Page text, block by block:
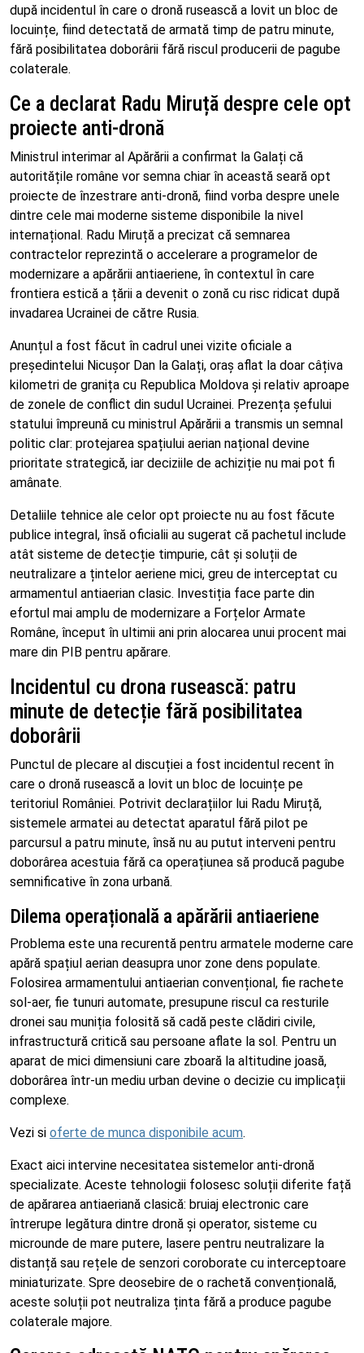
după incidentul în care o dronă rusească a lovit un bloc de
locuințe, fiind detectată de armată timp de patru minute,
fără posibilitatea doborârii fără riscul producerii de pagube
colaterale.
Ce a declarat Radu Miruță despre cele opt
proiecte anti-dronă
Ministrul interimar al Apărării a confirmat la Galați că
autoritățile române vor semna chiar în această seară opt
proiecte de înzestrare anti-dronă, fiind vorba despre unele
dintre cele mai moderne sisteme disponibile la nivel
internațional. Radu Miruță a precizat că semnarea
contractelor reprezintă o accelerare a programelor de
modernizare a apărării antiaeriene, în contextul în care
frontiera estică a țării a devenit o zonă cu risc ridicat după
invadarea Ucrainei de către Rusia.
Anunțul a fost făcut în cadrul unei vizite oficiale a
președintelui Nicușor Dan la Galați, oraș aflat la doar câțiva
kilometri de granița cu Republica Moldova și relativ aproape
de zonele de conflict din sudul Ucrainei. Prezența șefului
statului împreună cu ministrul Apărării a transmis un semnal
politic clar: protejarea spațiului aerian național devine
prioritate strategică, iar deciziile de achiziție nu mai pot fi
amânate.
Detaliile tehnice ale celor opt proiecte nu au fost făcute
publice integral, însă oficialii au sugerat că pachetul include
atât sisteme de detecție timpurie, cât și soluții de
neutralizare a țintelor aeriene mici, greu de interceptat cu
armamentul antiaerian clasic. Investiția face parte din
efortul mai amplu de modernizare a Forțelor Armate
Române, început în ultimii ani prin alocarea unui procent mai
mare din PIB pentru apărare.
Incidentul cu drona rusească: patru
minute de detecție fără posibilitatea
doborârii
Punctul de plecare al discuției a fost incidentul recent în
care o dronă rusească a lovit un bloc de locuințe pe
teritoriul României. Potrivit declarațiilor lui Radu Miruță,
sistemele armatei au detectat aparatul fără pilot pe
parcursul a patru minute, însă nu au putut interveni pentru
doborârea acestuia fără ca operațiunea să producă pagube
semnificative în zona urbană.
Dilema operațională a apărării antiaeriene
Problema este una recurentă pentru armatele moderne care
apără spațiul aerian deasupra unor zone dens populate.
Folosirea armamentului antiaerian convențional, fie rachete
sol-aer, fie tunuri automate, presupune riscul ca resturile
dronei sau muniția folosită să cadă peste clădiri civile,
infrastructură critică sau persoane aflate la sol. Pentru un
aparat de mici dimensiuni care zboară la altitudine joasă,
doborârea într-un mediu urban devine o decizie cu implicații
complexe.
Vezi si oferte de munca disponibile acum.
Exact aici intervine necesitatea sistemelor anti-dronă
specializate. Aceste tehnologii folosesc soluții diferite față
de apărarea antiaeriană clasică: bruiaj electronic care
întrerupe legătura dintre dronă și operator, sisteme cu
microunde de mare putere, lasere pentru neutralizare la
distanță sau rețele de senzori coroborate cu interceptoare
miniaturizate. Spre deosebire de o rachetă convențională,
aceste soluții pot neutraliza ținta fără a produce pagube
colaterale majore.